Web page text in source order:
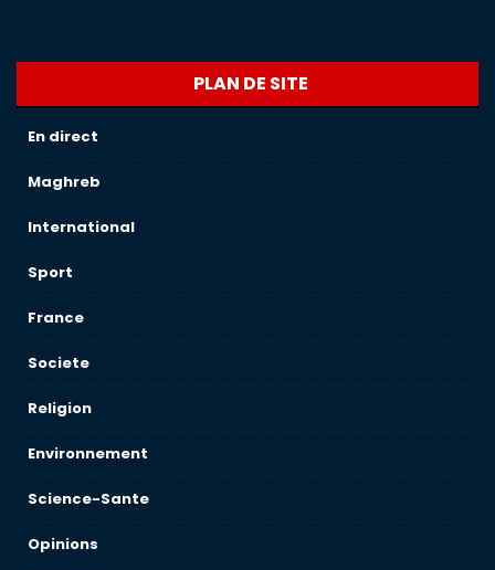
PLAN DE SITE
En direct
Maghreb
International
Sport
France
Societe
Religion
Environnement
Science-Sante
Opinions